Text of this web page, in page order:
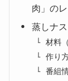
肉」の
蒸しナ
材料
作り
番組